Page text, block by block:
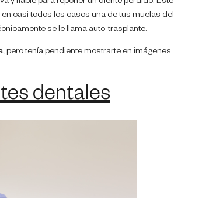
casi todos los casos una de tus muelas del
se le llama auto-trasplante.
pero tenía pendiente mostrarte en imágenes
dentales